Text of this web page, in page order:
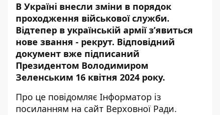
В Україні внесли зміни в порядок
проходження військової служби.
Відтепер в українській армії з’явиться
нове звання - рекрут. Відповідний
документ вже підписаний
Президентом Володимиром
Зеленським 16 квітня 2024 року.
Про це повідомляє Інформатор із
посиланням на сайт Верховної Ради.